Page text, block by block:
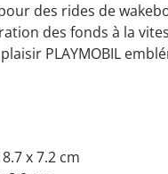
des rides de
des fonds à la
PLAYMOBIL
x 7.2 cm